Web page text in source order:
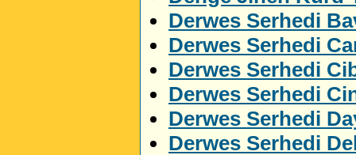
Derwes Serhedi
Derwes Serhedi
Derwes Serhedi
Derwes Serhedi
Derwes Serhedi
Derwes Serhedi